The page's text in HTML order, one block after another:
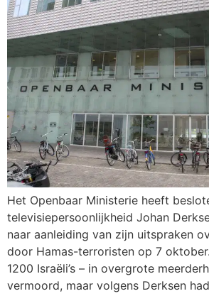
Het Openbaar Ministerie heeft
televisiepersoonlijkheid Johan
naar aanleiding van zijn uitspraken
door Hamas-terroristen op 7
1200 Israëli’s – in overgrote
vermoord, maar volgens Derksen